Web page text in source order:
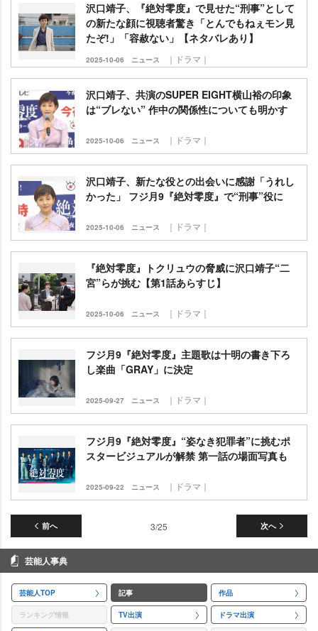
沢口靖子、『絶対零度』で見せた“刑事”として
の新たな顔に視聴者驚き「とんでもねぇモン見
たぞ!」「容赦ない」【ネタバレあり】
2025-10-06 ニュース ｜ドラマ｜
沢口靖子、共演のSUPER EIGHT横山裕の印象
は“ブレない” 作中の関係性についても明かす
2025-10-06 ニュース ｜ドラマ｜
沢口靖子、新たな役との出会いに感謝「うれし
かった」 フジ月9『絶対零度』で“刑事”役に
2025-10-06 ニュース ｜ドラマ｜
『絶対零度』トクリュウの脅威に沢口靖子“二
宮”らが挑む【第1話あらすじ】
2025-10-06 ニュース ｜ドラマ｜
フジ月9『絶対零度』主題歌は十明の書き下ろ
し楽曲「GRAY」に決定
2025-09-27 ニュース ｜ドラマ｜
フジ月9『絶対零度』“姿なき犯罪者”に挑むポ
スタービジュアルが解禁 第一話の場面写真も
2025-09-22 ニュース ｜ドラマ｜
前へ 次へ
3/25
芸能人事典
芸能人TOP 記事 作品
ランキング情報 TV出演 ドラマ出演